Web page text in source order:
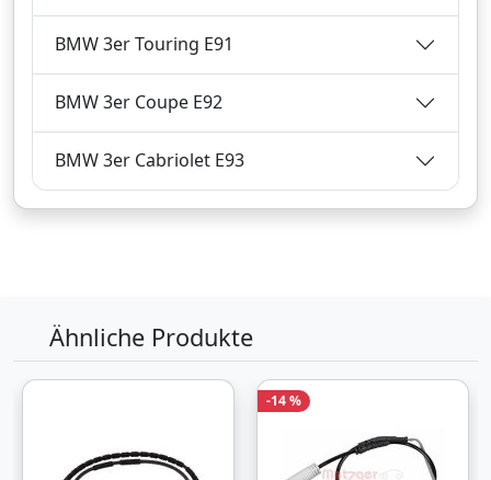
Zum Angebot
11,98€
Verkauf und Versand durch
BMW 3er Touring E91
BMW 3er Coupe E92
BMW 3er Cabriolet E93
Ähnliche Produkte
-14 %